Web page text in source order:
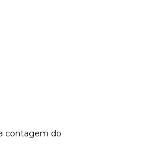
contagem do